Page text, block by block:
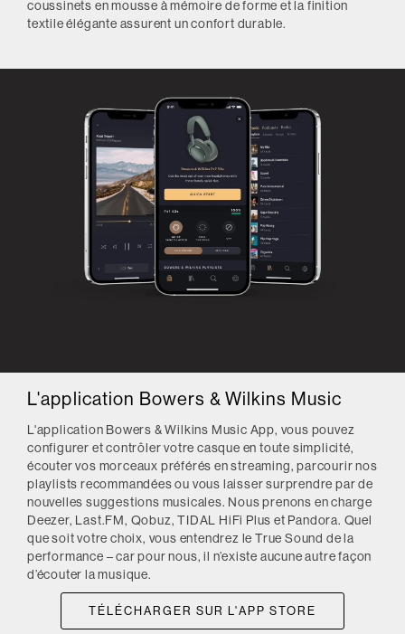
coussinets en mousse à mémoire de forme et la finition
textile élégante assurent un confort durable.
L'application Bowers & Wilkins Music
L'application Bowers & Wilkins Music App, vous pouvez
configurer et contrôler votre casque en toute simplicité,
écouter vos morceaux préférés en streaming, parcourir nos
playlists recommandées ou vous laisser surprendre par de
nouvelles suggestions musicales. Nous prenons en charge
Deezer, Last.FM, Qobuz, TIDAL HiFi Plus et Pandora. Quel
que soit votre choix, vous entendrez le True Sound de la
performance – car pour nous, il n’existe aucune autre façon
d’écouter la musique.
TÉLÉCHARGER SUR L'APP STORE